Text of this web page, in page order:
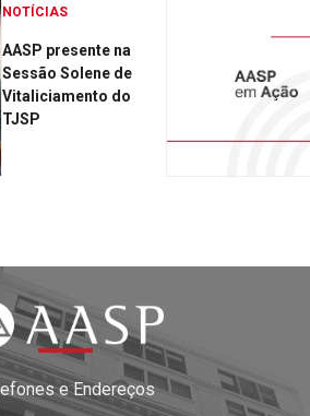
NOTÍCIAS
AASP presente na
Sessão Solene de
Vitaliciamento do
TJSP
e Endereços